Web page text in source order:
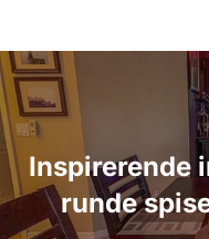
Inspirerende
runde